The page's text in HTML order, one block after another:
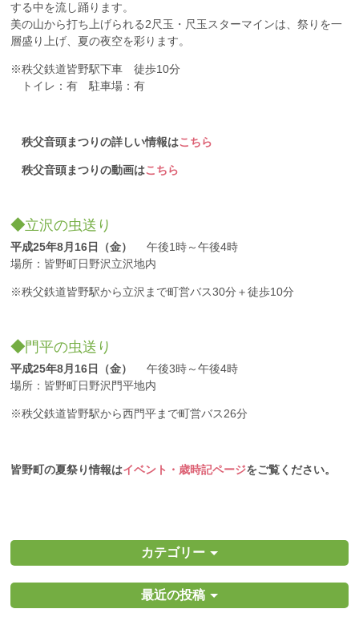
する中を流し踊ります。
美の山から打ち上げられる2尺玉・尺玉スターマインは、祭りを一
層盛り上げ、夏の夜空を彩ります。
※秩父鉄道皆野駅下車 徒歩10分
トイレ：有 駐車場：有
秩父音頭まつりの詳しい情報はこちら
秩父音頭まつりの動画はこちら
◆立沢の虫送り
平成25年8月16日（金）
午後1時～午後4時
場所：皆野町日野沢立沢地内
※秩父鉄道皆野駅から立沢まで町営バス30分＋徒歩10分
◆門平の虫送り
平成25年8月16日（金）
午後3時～午後4時
場所：皆野町日野沢門平地内
※秩父鉄道皆野駅から西門平まで町営バス26分
皆野町の夏祭り情報はイベント・歳時記ページをご覧ください。
カテゴリー
最近の投稿